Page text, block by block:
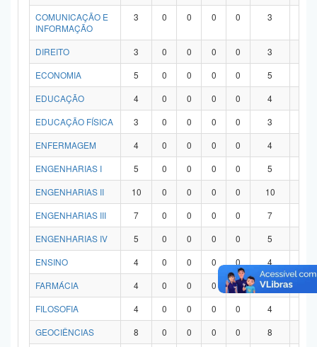
COMUNICAÇÃO E
INFORMAÇÃO
3 0 0 0 0 3
DIREITO 3 0 0 0 0 3
ECONOMIA
5 0 0 0 0 5
EDUCAÇÃO
4 0 0 0 0 4
EDUCAÇÃO FÍSICA
3 0 0 0 0 3
ENFERMAGEM
4 0 0 0 0 4
ENGENHARIAS I
5 0 0 0 0 5
ENGENHARIAS II
10 0 0 0 0 10
ENGENHARIAS III
7 0 0 0 0 7
ENGENHARIAS IV
5 0 0 0 0 5
ENSINO
4 0 0 0 0 4
FARMÁCIA
4 0 0 0 0 4
FILOSOFIA
4 0 0 0 0 4
GEOCIÊNCIAS
8 0 0 0 0 8